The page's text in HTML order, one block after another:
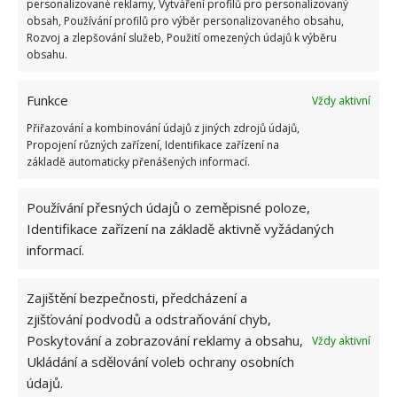
personalizované reklamy, Vytváření profilů pro personalizovaný
obsah, Používání profilů pro výběr personalizovaného obsahu,
Rozvoj a zlepšování služeb, Použití omezených údajů k výběru
obsahu.
Funkce
Vždy aktivní
Přiřazování a kombinování údajů z jiných zdrojů údajů,
Propojení různých zařízení, Identifikace zařízení na
základě automaticky přenášených informací.
Používání přesných údajů o zeměpisné poloze,
Identifikace zařízení na základě aktivně vyžádaných
informací.
Zajištění bezpečnosti, předcházení a
zjišťování podvodů a odstraňování chyb,
Poskytování a zobrazování reklamy a obsahu,
Ukládání a sdělování voleb ochrany osobních
údajů.
Vždy aktivní
Zdroj: Domek i Ogrodek